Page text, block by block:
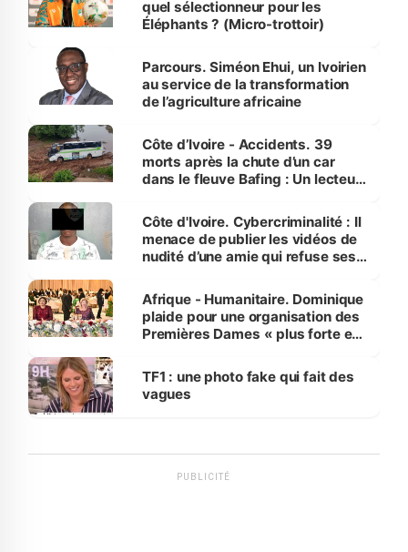
quel sélectionneur pour les
Éléphants ? (Micro-trottoir)
Parcours. Siméon Ehui, un Ivoirien
au service de la transformation
de l’agriculture africaine
Côte d’Ivoire - Accidents. 39
morts après la chute d’un car
dans le fleuve Bafing : Un lecteur
des Transports
Côte d'Ivoire. Cybercriminalité : Il
menace de publier les vidéos de
nudité d’une amie qui refuse ses
Afrique - Humanitaire. Dominique
plaide pour une organisation des
Premières Dames « plus forte et
sur la scène internationale »
TF1 : une photo fake qui fait des
vagues
PUBLICITÉ